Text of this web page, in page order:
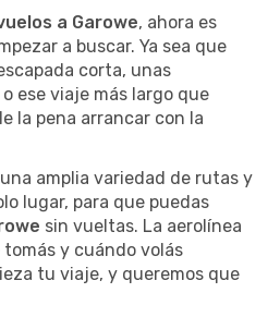
a Garowe, ahora es
a buscar. Ya sea que
corta, unas
ese viaje más largo que
la pena arrancar con la
amplia variedad de rutas y
lugar, para que puedas
sin vueltas. La aerolínea
y cuándo volás
tu viaje, y queremos que